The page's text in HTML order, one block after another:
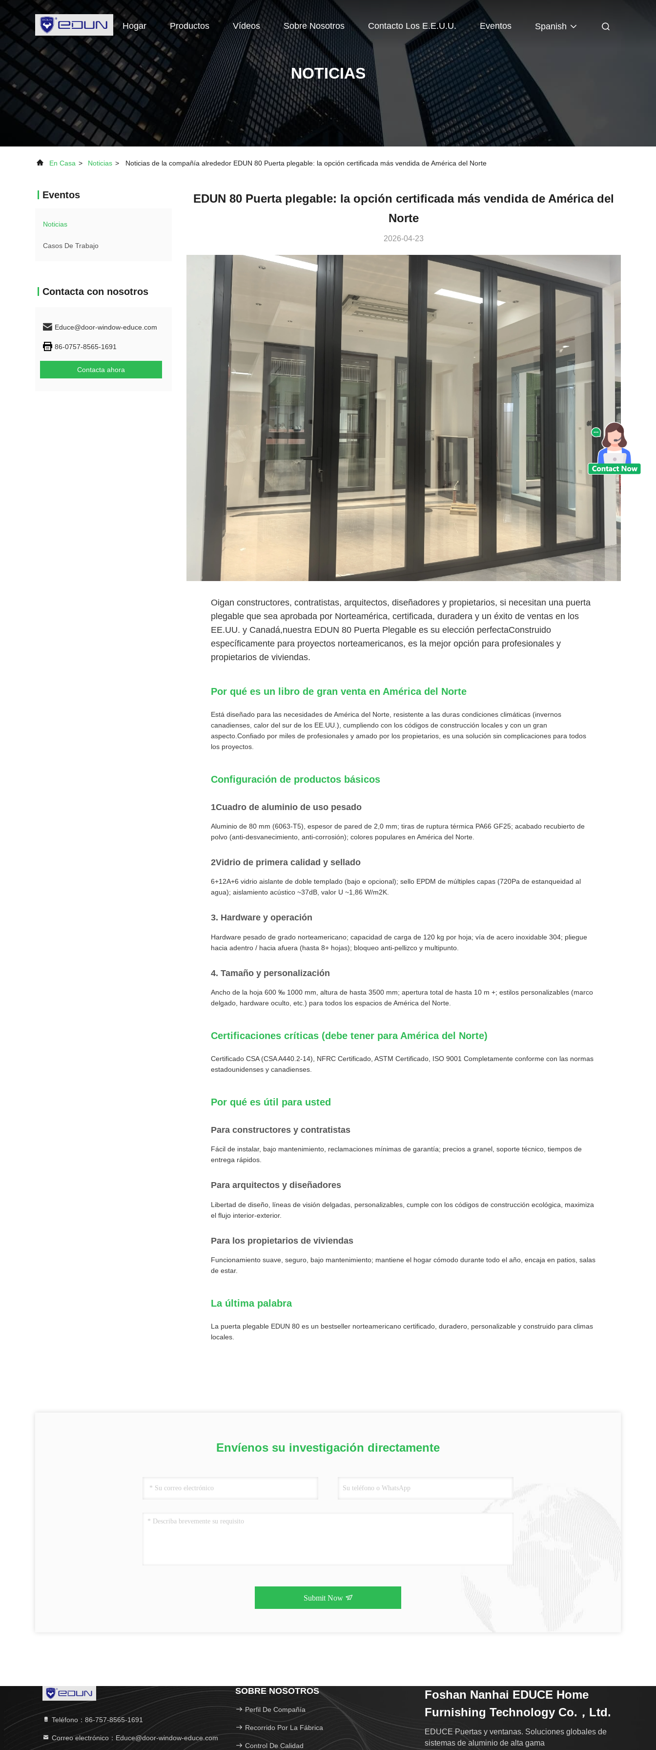
Hogar Productos Vídeos Sobre Nosotros Contacto Los E.E.U.U. Eventos Spanish
NOTICIAS
En Casa > Noticias > Noticias de la compañía alrededor EDUN 80 Puerta plegable: la opción certificada más vendida de América del Norte
Eventos
Noticias
Casos De Trabajo
Contacta con nosotros
Educe@door-window-educe.com
86-0757-8565-1691
Contacta ahora
EDUN 80 Puerta plegable: la opción certificada más vendida de América del
Norte
2026-04-23
Oigan constructores, contratistas, arquitectos, diseñadores y propietarios, si necesitan una puerta
plegable que sea aprobada por Norteamérica, certificada, duradera y un éxito de ventas en los
EE.UU. y Canadá,nuestra EDUN 80 Puerta Plegable es su elección perfectaConstruido
específicamente para proyectos norteamericanos, es la mejor opción para profesionales y
propietarios de viviendas.
Por qué es un libro de gran venta en América del Norte
Está diseñado para las necesidades de América del Norte, resistente a las duras condiciones climáticas (invernos
canadienses, calor del sur de los EE.UU.), cumpliendo con los códigos de construcción locales y con un gran
aspecto.Confiado por miles de profesionales y amado por los propietarios, es una solución sin complicaciones para todos
los proyectos.
Configuración de productos básicos
1Cuadro de aluminio de uso pesado
Aluminio de 80 mm (6063-T5), espesor de pared de 2,0 mm; tiras de ruptura térmica PA66 GF25; acabado recubierto de
polvo (anti-desvanecimiento, anti-corrosión); colores populares en América del Norte.
2Vidrio de primera calidad y sellado
6+12A+6 vidrio aislante de doble templado (bajo e opcional); sello EPDM de múltiples capas (720Pa de estanqueidad al
agua); aislamiento acústico ~37dB, valor U ~1,86 W/m2K.
3. Hardware y operación
Hardware pesado de grado norteamericano; capacidad de carga de 120 kg por hoja; vía de acero inoxidable 304; pliegue
hacia adentro / hacia afuera (hasta 8+ hojas); bloqueo anti-pellizco y multipunto.
4. Tamaño y personalización
Ancho de la hoja 600 ‰ 1000 mm, altura de hasta 3500 mm; apertura total de hasta 10 m +; estilos personalizables (marco
delgado, hardware oculto, etc.) para todos los espacios de América del Norte.
Certificaciones críticas (debe tener para América del Norte)
Certificado CSA (CSA A440.2-14), NFRC Certificado, ASTM Certificado, ISO 9001 Completamente conforme con las normas
estadounidenses y canadienses.
Por qué es útil para usted
Para constructores y contratistas
Fácil de instalar, bajo mantenimiento, reclamaciones mínimas de garantía; precios a granel, soporte técnico, tiempos de
entrega rápidos.
Para arquitectos y diseñadores
Libertad de diseño, líneas de visión delgadas, personalizables, cumple con los códigos de construcción ecológica, maximiza
el flujo interior-exterior.
Para los propietarios de viviendas
Funcionamiento suave, seguro, bajo mantenimiento; mantiene el hogar cómodo durante todo el año, encaja en patios, salas
de estar.
La última palabra
La puerta plegable EDUN 80 es un bestseller norteamericano certificado, duradero, personalizable y construido para climas
locales.
Envíenos su investigación directamente
Submit Now
Teléfono：86-757-8565-1691
Correo electrónico：Educe@door-window-educe.com
SOBRE NOSOTROS
Perfil De Compañía
Recorrido Por La Fábrica
Control De Calidad
Foshan Nanhai EDUCE Home
Furnishing Technology Co.，Ltd.
EDUCE Puertas y ventanas. Soluciones globales de
sistemas de aluminio de alta gama